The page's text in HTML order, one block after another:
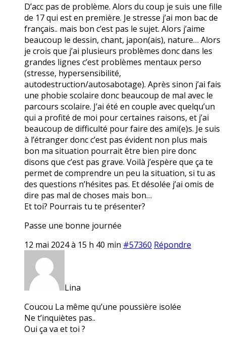
D’acc pas de problème. Alors du coup je suis une fille
de 17 qui est en première. Je stresse j’ai mon bac de
français.. mais bon c’est pas le sujet. Alors j’aime
beaucoup le dessin, chant, japon(ais), nature… Alors
je crois que j’ai plusieurs problèmes donc dans les
grandes lignes c’est problèmes mentaux perso
(stresse, hypersensibilité,
autodestruction/autosabotage). Après sinon j’ai fais
une phobie scolaire donc beaucoup de mal avec le
parcours scolaire. J’ai été en couple avec quelqu’un
qui a profité de moi pour certaines raisons, et j’ai
beaucoup de difficulté pour faire des ami(e)s. Je suis
à l’étranger donc c’est pas évident non plus mais
bon ma situation pourrait être bien pire donc
disons que c’est pas grave. Voilà j’espère que ça te
permet de comprendre un peu la situation, si tu as
des questions n’hésites pas. Et désolée j’ai omis de
dire pas mal de choses mais bon…
Et toi? Pourrais tu te présenter?
Passe une bonne journée
12 mai 2024 à 15 h 40 min #57360 Répondre
Lina
Coucou La même qu’une poussière isolée
Ne t’inquiètes pas..
Oui ça va et toi ?